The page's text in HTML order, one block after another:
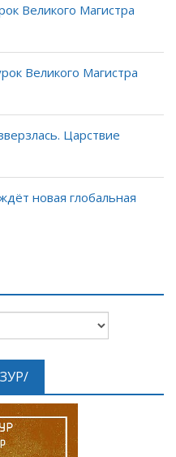
Великого Магистра
Великого Магистра
Царствие
новая глобальная